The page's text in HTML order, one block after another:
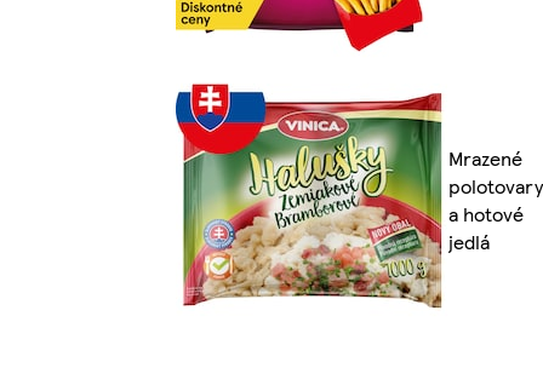
Mrazené
polotovary
a hotové
jedlá